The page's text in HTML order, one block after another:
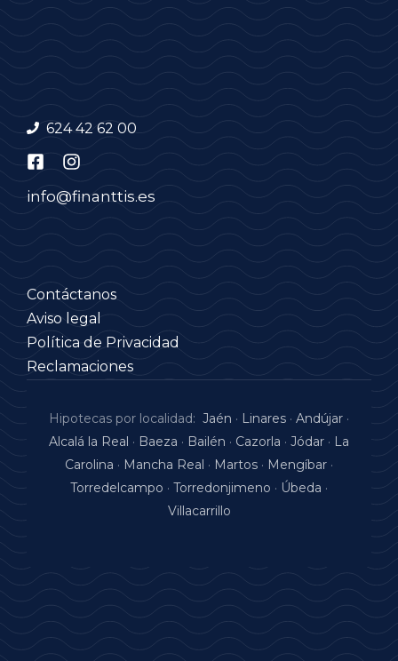
624 42 62 00
info@finanttis.es
Contáctanos
Aviso legal
Política de Privacidad
Reclamaciones
Hipotecas por localidad: Jaén · Linares · Andújar ·
Alcalá la Real · Baeza · Bailén · Cazorla · Jódar · La
Carolina · Mancha Real · Martos · Mengíbar ·
Torredelcampo · Torredonjimeno · Úbeda ·
Villacarrillo